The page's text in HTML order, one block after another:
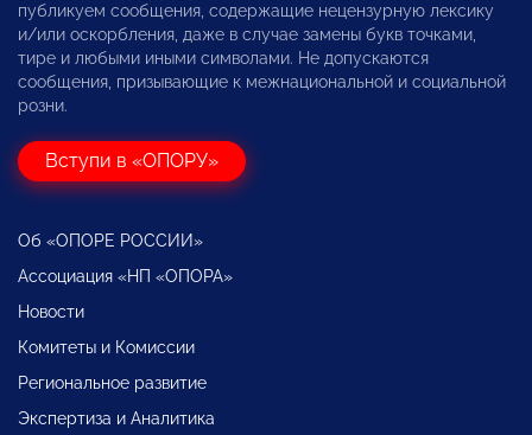
публикуем сообщения, содержащие нецензурную лексику
и/или оскорбления, даже в случае замены букв точками,
тире и любыми иными символами. Не допускаются
сообщения, призывающие к межнациональной и социальной
розни.
Вступи в «ОПОРУ»
Об «ОПОРЕ РОССИИ»
Ассоциация «НП «ОПОРА»
Новости
Комитеты и Комиссии
Региональное развитие
Экспертиза и Аналитика